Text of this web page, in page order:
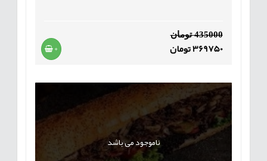
435000 تومان
369750 تومان +
ناموجود می باشد